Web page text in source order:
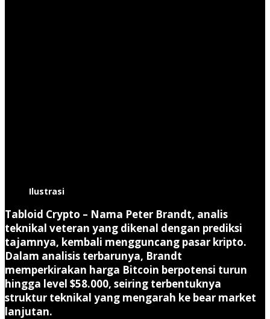
Ilustrasi
Tabloid Crypto – Nama Peter Brandt, analis
teknikal veteran yang dikenal dengan prediksi
tajamnya, kembali mengguncang pasar kripto.
Dalam analisis terbarunya, Brandt
memperkirakan harga Bitcoin berpotensi turun
hingga level $58.000, seiring terbentuknya
struktur teknikal yang mengarah ke bear market
lanjutan.